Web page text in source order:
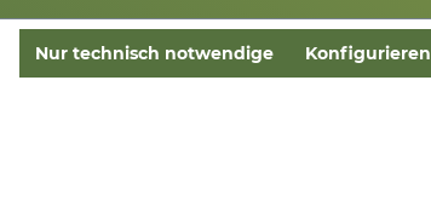
Nur technisch notwendige Konfigurieren